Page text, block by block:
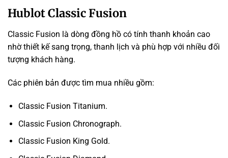
Hublot Classic Fusion
Classic Fusion là dòng đồng hồ có tính thanh khoản cao
nhờ thiết kế sang trọng, thanh lịch và phù hợp với nhiều đối
tượng khách hàng.
Các phiên bản được tìm mua nhiều gồm:
Classic Fusion Titanium.
Classic Fusion Chronograph.
Classic Fusion King Gold.